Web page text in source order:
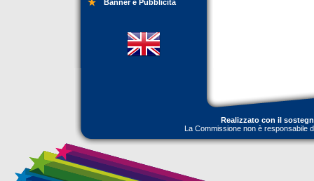
Banner e Pubblicità
Realizzato con il
La Commissione non è responsabile